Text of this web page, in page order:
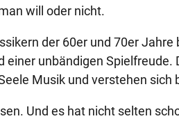
will oder nicht.
der 60er und 70er
unbändigen Spielfreude.
Musik und verstehen sich
Und es hat nicht selten